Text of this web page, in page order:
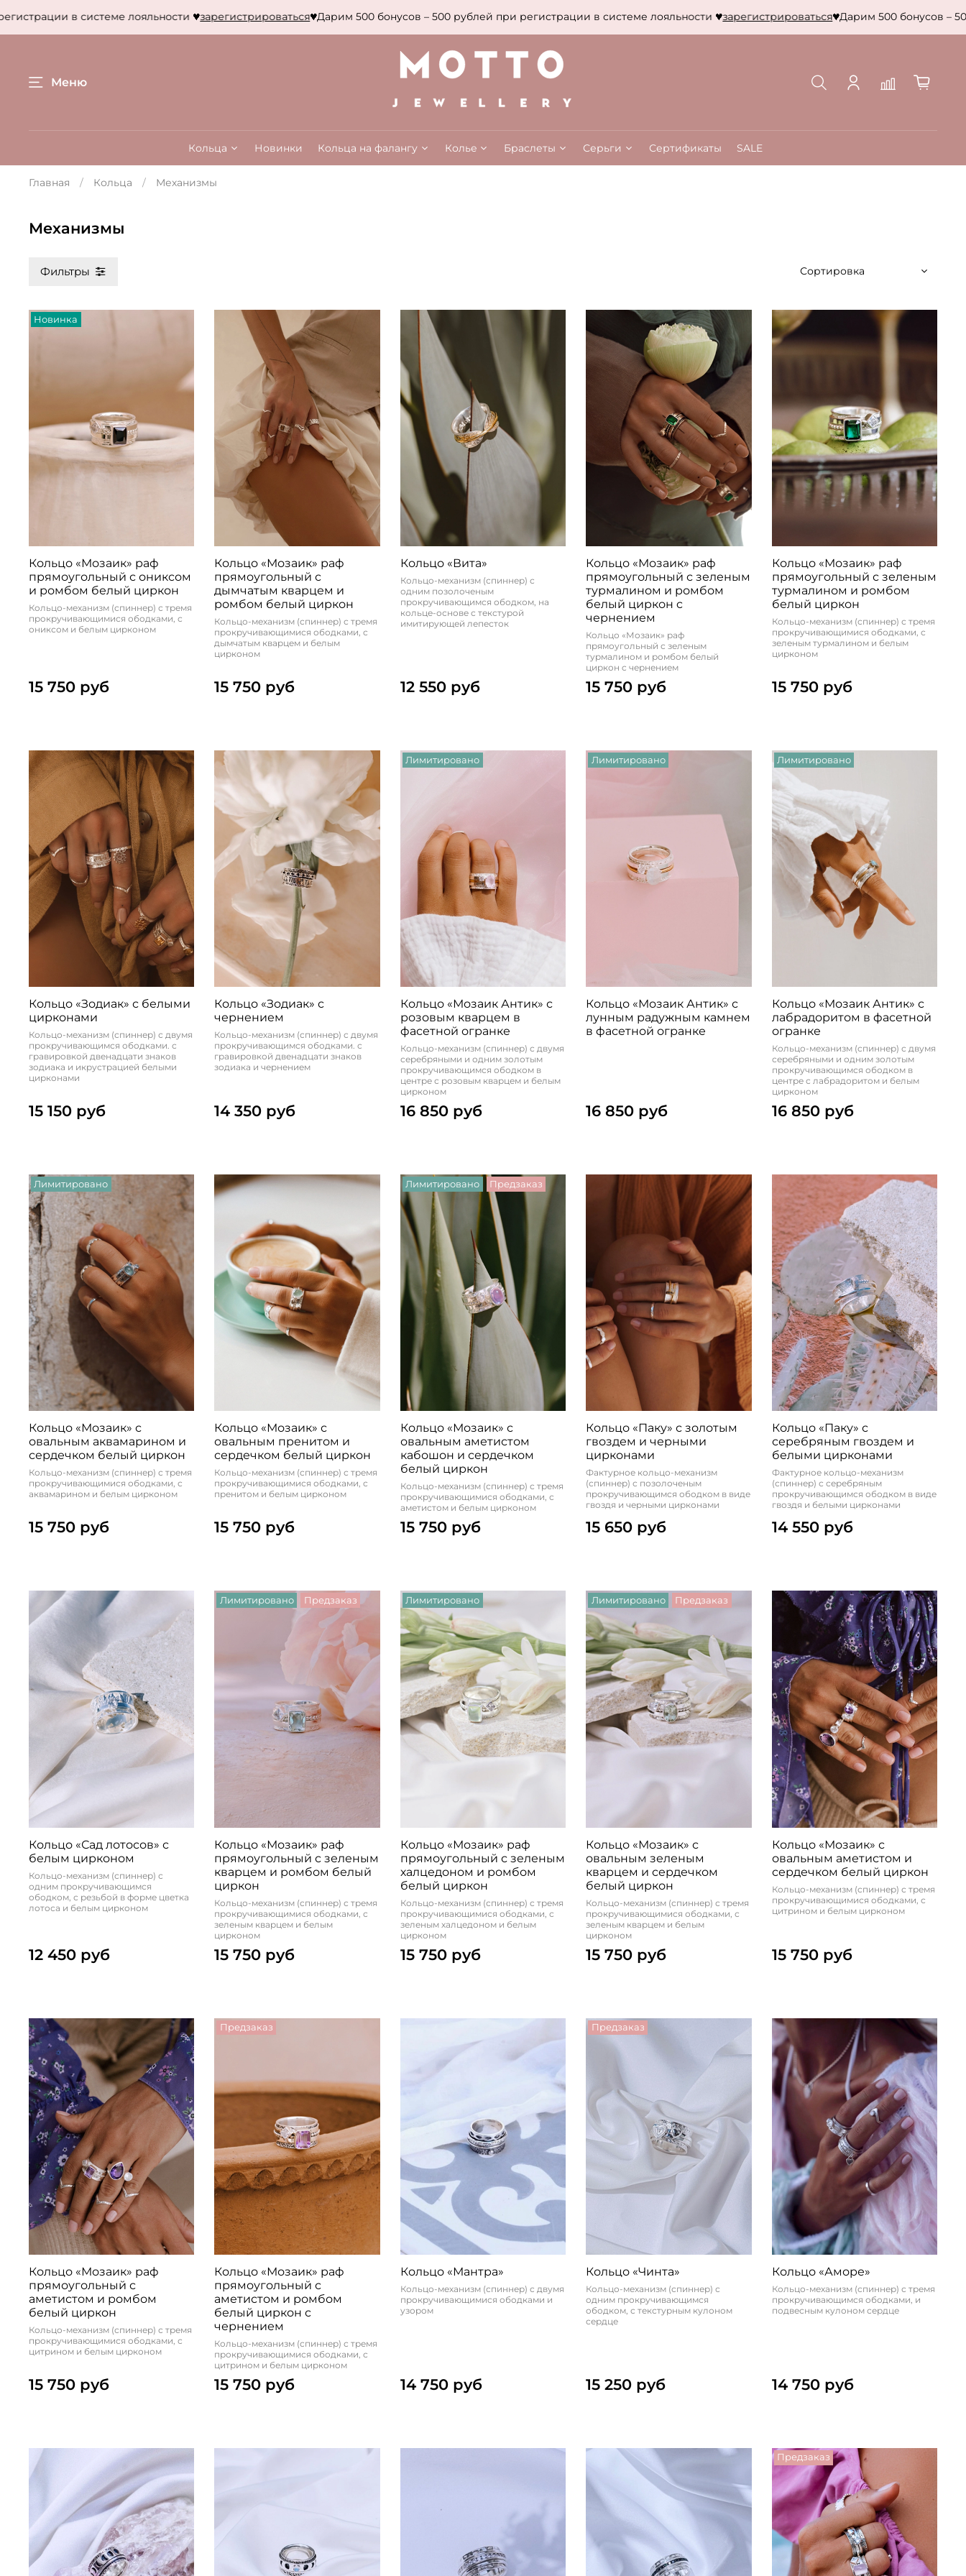
в системе лояльности зарегистрироваться Дарим 500 бонусов – 500 рублей при регистрации в системе лояльности зарегистрироваться Дарим 500 бонусов – 500
Меню
Кольца Новинки Кольца на фалангу Колье Браслеты Серьги Сертификаты SALE
Главная Кольца Механизмы
Механизмы
Фильтры
Новинка
Кольцо «Мозаик» раф
прямоугольный с ониксом
и ромбом белый циркон
Кольцо-механизм (спиннер) с тремя
прокручивающимися ободками, с
ониксом и белым цирконом
15 750 руб
Кольцо «Мозаик» раф
прямоугольный с
дымчатым кварцем и
ромбом белый циркон
Кольцо-механизм (спиннер) с тремя
прокручивающимися ободками, с
дымчатым кварцем и белым
цирконом
15 750 руб
Кольцо «Вита»
Кольцо-механизм (спиннер) с
одним позолоченым
прокручивающимся ободком, на
кольце-основе с текстурой
имитирующей лепесток
12 550 руб
Кольцо «Мозаик» раф
прямоугольный с зеленым
турмалином и ромбом
белый циркон c
чернением
Кольцо «Мозаик» раф
прямоугольный с зеленым
турмалином и ромбом белый
циркон c чернением
15 750 руб
Кольцо «Мозаик» раф
прямоугольный с зеленым
турмалином и ромбом
белый циркон
Кольцо-механизм (спиннер) с тремя
прокручивающимися ободками, с
зеленым турмалином и белым
цирконом
15 750 руб
Кольцо «Зодиак» с белыми
цирконами
Кольцо-механизм (спиннер) с двумя
прокручивающимся ободками. с
гравировкой двенадцати знаков
зодиака и икрустрацией белыми
цирконами
15 150 руб
Кольцо «Зодиак» с
чернением
Кольцо-механизм (спиннер) с двумя
прокручивающимся ободками. с
гравировкой двенадцати знаков
зодиака и чернением
14 350 руб
Лимитировано
Кольцо «Мозаик Антик» с
розовым кварцем в
фасетной огранке
Кольцо-механизм (спиннер) с двумя
серебряными и одним золотым
прокручивающимся ободком в
центре с розовым кварцем и белым
цирконом
16 850 руб
Лимитировано
Кольцо «Мозаик Антик» с
лунным радужным камнем
в фасетной огранке
16 850 руб
Лимитировано
Кольцо «Мозаик Антик» с
лабрадоритом в фасетной
огранке
Кольцо-механизм (спиннер) с двумя
серебряными и одним золотым
прокручивающимся ободком в
центре с лабрадоритом и белым
цирконом
16 850 руб
Лимитировано
Кольцо «Мозаик» с
овальным аквамарином и
сердечком белый циркон
Кольцо-механизм (спиннер) с тремя
прокручивающимися ободками, с
аквамарином и белым цирконом
15 750 руб
Кольцо «Мозаик» с
овальным пренитом и
сердечком белый циркон
Кольцо-механизм (спиннер) с тремя
прокручивающимися ободками, с
пренитом и белым цирконом
15 750 руб
Лимитировано Предзаказ
Кольцо «Мозаик» с
овальным аметистом
кабошон и сердечком
белый циркон
Кольцо-механизм (спиннер) с тремя
прокручивающимися ободками, с
аметистом и белым цирконом
15 750 руб
Кольцо «Паку» с золотым
гвоздем и черными
цирконами
Фактурное кольцо-механизм
(спиннер) с позолоченым
прокручивающимся ободком в виде
гвоздя и черными цирконами
15 650 руб
Кольцо «Паку» с
серебряным гвоздем и
белыми цирконами
Фактурное кольцо-механизм
(спиннер) с серебряным
прокручивающимся ободком в виде
гвоздя и белыми цирконами
14 550 руб
Кольцо «Сад лотосов» с
белым цирконом
Кольцо-механизм (спиннер) с
одним прокручивающимся
ободком, с резьбой в форме цветка
лотоса и белым цирконом
12 450 руб
Лимитировано Предзаказ
Кольцо «Мозаик» раф
прямоугольный с зеленым
кварцем и ромбом белый
циркон
Кольцо-механизм (спиннер) с тремя
прокручивающимися ободками, с
зеленым кварцем и белым
цирконом
15 750 руб
Лимитировано
Кольцо «Мозаик» раф
прямоугольный с зеленым
халцедоном и ромбом
белый циркон
Кольцо-механизм (спиннер) с тремя
прокручивающимися ободками, с
зеленым халцедоном и белым
цирконом
15 750 руб
Лимитировано Предзаказ
Кольцо «Мозаик» с
овальным зеленым
кварцем и сердечком
белый циркон
Кольцо-механизм (спиннер) с тремя
прокручивающимися ободками, с
зеленым кварцем и белым
цирконом
15 750 руб
Кольцо «Мозаик» с
овальным аметистом и
сердечком белый циркон
Кольцо-механизм (спиннер) с тремя
прокручивающимися ободками, с
цитрином и белым цирконом
15 750 руб
Кольцо «Мозаик» раф
прямоугольный с
аметистом и ромбом
белый циркон
Кольцо-механизм (спиннер) с тремя
прокручивающимися ободками, с
цитрином и белым цирконом
15 750 руб
Предзаказ
Кольцо «Мозаик» раф
прямоугольный с
аметистом и ромбом
белый циркон с
чернением
Кольцо-механизм (спиннер) с тремя
прокручивающимися ободками, с
цитрином и белым цирконом
15 750 руб
Кольцо «Мантра»
Кольцо-механизм (спиннер) с двумя
прокручивающимися ободками и
узором
14 750 руб
Предзаказ
Кольцо «Чинта»
Кольцо-механизм (спиннер) с
одним прокручивающимся
ободком, с текстурным кулоном
сердце
15 250 руб
Кольцо «Аморе»
Кольцо-механизм (спиннер) с тремя
прокручивающимся ободками, и
подвесным кулоном сердце
14 750 руб
Предзаказ